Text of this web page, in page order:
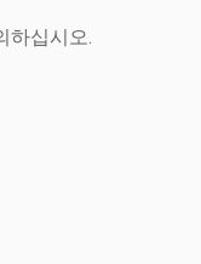
십시오.